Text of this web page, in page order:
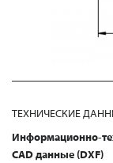
ТЕХНИЧЕСКИЕ
Информационно-
CAD данные (DXF)